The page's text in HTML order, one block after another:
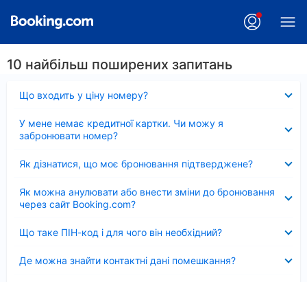
10 найбільш поширених запитань
Що входить у ціну номеру?
У мене немає кредитної картки. Чи можу я
забронювати номер?
Як дізнатися, що моє бронювання підтверджене?
Як можна анулювати або внести зміни до бронювання
через сайт Booking.com?
Що таке ПІН-код і для чого він необхідний?
Де можна знайти контактні дані помешкання?